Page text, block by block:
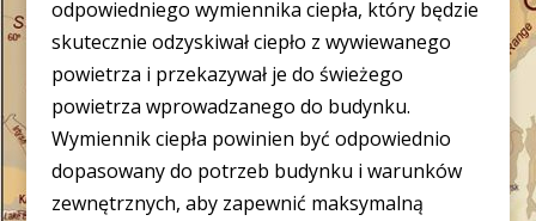
odpowiedniego wymiennika ciepła, który będzie
skutecznie odzyskiwał ciepło z wywiewanego
powietrza i przekazywał je do świeżego
powietrza wprowadzanego do budynku.
Wymiennik ciepła powinien być odpowiednio
dopasowany do potrzeb budynku i warunków
zewnętrznych, aby zapewnić maksymalną